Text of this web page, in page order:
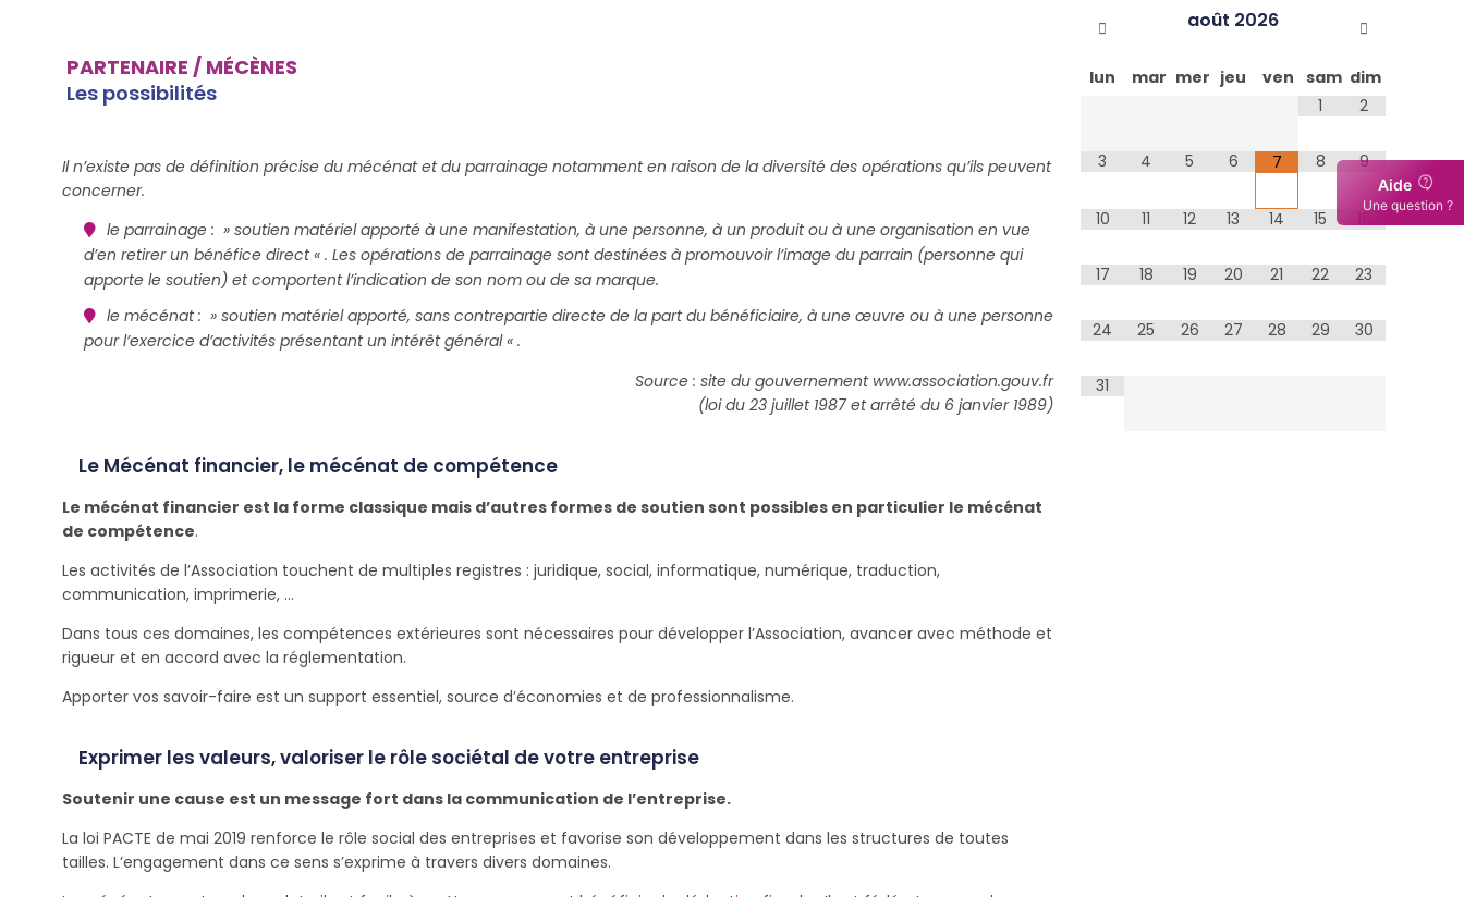
PARTENAIRE / MÉCÈNES
Les possibilités
Il n’existe pas de définition précise du mécénat et du parrainage notamment en raison de la diversité des opérations qu’ils peuvent
concerner.
le parrainage : » soutien matériel apporté à une manifestation, à une personne, à un produit ou à une organisation en vue
d’en retirer un bénéfice direct « . Les opérations de parrainage sont destinées à promouvoir l’image du parrain (personne qui
apporte le soutien) et comportent l’indication de son nom ou de sa marque.
le mécénat : » soutien matériel apporté, sans contrepartie directe de la part du bénéficiaire, à une œuvre ou à une personne
pour l’exercice d’activités présentant un intérêt général « .
Source : site du gouvernement www.association.gouv.fr
(loi du 23 juillet 1987 et arrêté du 6 janvier 1989)
Le Mécénat financier, le mécénat de compétence
Le mécénat financier est la forme classique mais d’autres formes de soutien sont possibles en particulier le mécénat
de compétence.
Les activités de l’Association touchent de multiples registres : juridique, social, informatique, numérique, traduction,
communication, imprimerie, …
Dans tous ces domaines, les compétences extérieures sont nécessaires pour développer l’Association, avancer avec méthode et
rigueur et en accord avec la réglementation.
Apporter vos savoir-faire est un support essentiel, source d’économies et de professionnalisme.
Exprimer les valeurs, valoriser le rôle sociétal de votre entreprise
Soutenir une cause est un message fort dans la communication de l’entreprise.
La loi PACTE de mai 2019 renforce le rôle social des entreprises et favorise son développement dans les structures de toutes
tailles. L’engagement dans ce sens s’exprime à travers divers domaines.
août 2026
lun mar mer jeu ven sam dim
1
2
3 4 5 6 7 8 9
10 11 12 13 14 15
17 18 19 20 21 22 23
24 25 26 27 28 29 30
31
Aide
Une question ?